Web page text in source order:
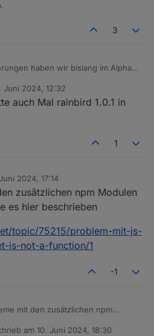
3
haben wir bislang im Alpha
Adapter im Einsatz ist
die folgende Version haben:
2.0.1
2.8.0
2.1.12
GitHub Version
gefixt -alphaVersion via GitHub
ET-2750noch nicht gefixt
0.3.0
nur GitHub Version kompatibel
Juni 2024, 12:32
von
auch Mal rainbird 1.0.1 in
1
2024, 17:14
zusätzlichen npm Modulen
es hier beschrieben
topic/75215/problem-mit-js-
is-not-a-function/1
-1
mit den zusätzlichen npm
topic/75215/problem-mit-
am 10. Juni 2024, 18:30